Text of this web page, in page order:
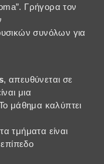
Γρήγορα τον
συνόλων για
, απευθύνεται σε
μια
μάθημα καλύπτει
τμήματα είναι